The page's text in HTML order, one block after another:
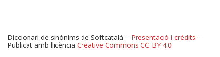
Diccionari de sinònims de Softcatalà – Presentació i crèdits –
Publicat amb llicència Creative Commons CC-BY 4.0